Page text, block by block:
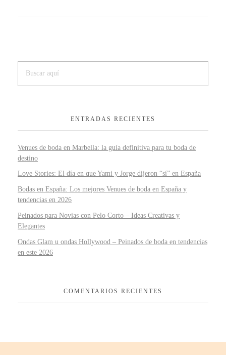
ENTRADAS RECIENTES
Venues de boda en Marbella: la guía definitiva para tu boda de
destino
Love Stories: El día en que Yami y Jorge dijeron “sí” en España
Bodas en España: Los mejores Venues de boda en España y
tendencias en 2026
Peinados para Novias con Pelo Corto – Ideas Creativas y
Elegantes
Ondas Glam u ondas Hollywood – Peinados de boda en tendencias
en este 2026
COMENTARIOS RECIENTES